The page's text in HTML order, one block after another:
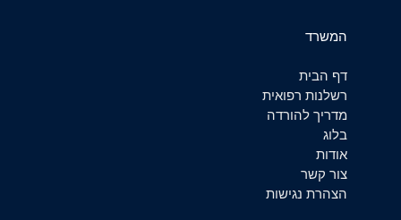
המשרד
דף הבית
רשלנות רפואית
מדריך להורדה
בלוג
אודות
צור קשר
הצהרת נגישות